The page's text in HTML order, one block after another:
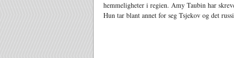
hemmeligheter i regien. Amy Taubin har
Hun tar blant annet for seg Tsjekov og det